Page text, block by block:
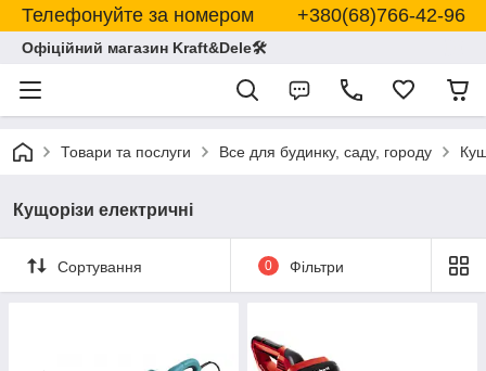
Телефонуйте за номером +380(68)766-42-96
Офіційний магазин Kraft&Dele🛠
Товари та послуги Все для будинку, саду, городу
Кущорізи електричні
Сортування 0 Фільтри